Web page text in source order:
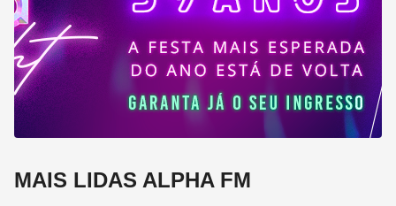
MAIS LIDAS ALPHA FM